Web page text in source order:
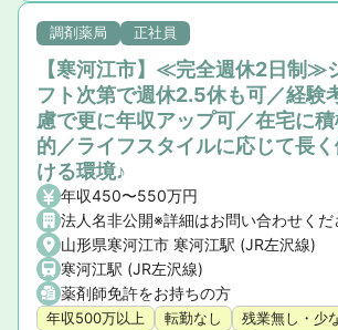
調剤薬局 正社員
【寒河江市】≪完全週休2日制≫
フト次第で週休2.5休も可／経験
慮で更に年収アップ可／在宅に
的／ライフスタイルに応じて長
ける環境♪
年収450〜550万円
法人名非公開※詳細はお問い合わせくだ
山形県寒河江市 寒河江駅 (JR左沢線)
寒河江駅 (JR左沢線)
薬剤師免許をお持ちの方
年収500万以上 転勤なし 残業無し・少